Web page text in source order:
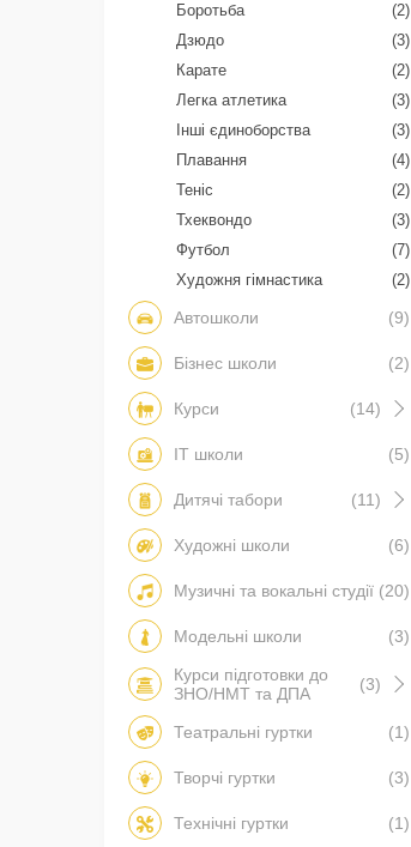
Боротьба
(2)
Дзюдо
(3)
Карате
(2)
Легка атлетика
(3)
Інші єдиноборства
(3)
Плавання
(4)
Теніс
(2)
Тхеквондо
(3)
Футбол
(7)
Художня гімнастика
(2)
Автошколи (9)
Бізнес школи (2)
Курси (14)
IT школи (5)
Дитячі табори (11)
Художні школи (6)
Музичні та вокальні студії (20)
Модельні школи
(3)
Курси підготовки до
ЗНО/НМТ та ДПА
(3)
Театральні гуртки (1)
Творчі гуртки (3)
Технічні гуртки
(1)